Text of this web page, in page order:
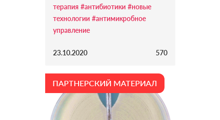
терапия #антибиотики #новые
технологии #антимикробное
управление
23.10.2020 570
ПАРТНЕРСКИЙ МАТЕРИАЛ